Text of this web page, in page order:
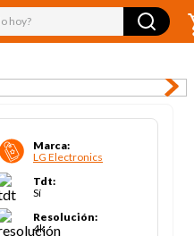
hoy?
Marca:
LG Electronics
Tdt:
Sí
Resolución:
4k